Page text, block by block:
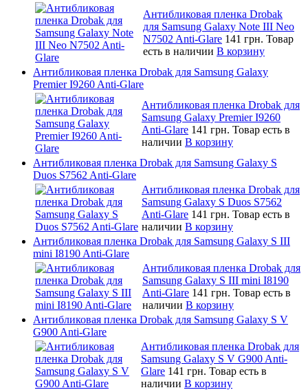
Антибликовая пленка Drobak
для Samsung Galaxy Note III Neo
N7502 Anti-Glare 141 грн. Товар
есть в наличии В корзину
Антибликовая пленка Drobak для Samsung Galaxy
Premier I9260 Anti-Glare
Антибликовая пленка Drobak для
Samsung Galaxy Premier I9260
Anti-Glare 141 грн. Товар есть в
наличии В корзину
Антибликовая пленка Drobak для Samsung Galaxy S
Duos S7562 Anti-Glare
Антибликовая пленка Drobak для
Samsung Galaxy S Duos S7562
Anti-Glare 141 грн. Товар есть в
наличии В корзину
Антибликовая пленка Drobak для Samsung Galaxy S III
mini I8190 Anti-Glare
Антибликовая пленка Drobak для
Samsung Galaxy S III mini I8190
Anti-Glare 141 грн. Товар есть в
наличии В корзину
Антибликовая пленка Drobak для Samsung Galaxy S V
G900 Anti-Glare
Антибликовая пленка Drobak для
Samsung Galaxy S V G900 Anti-
Glare 141 грн. Товар есть в
наличии В корзину